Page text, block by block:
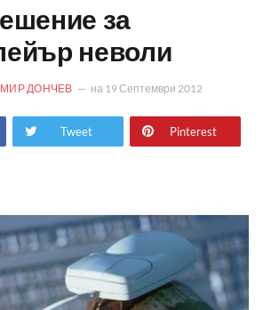
за
неволи
ДОНЧЕВ на 19 Септември 2012
Tweet Pinterest